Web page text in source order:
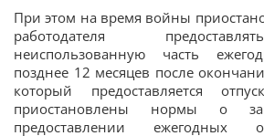
При этом на время войны
работодателя
неиспользованную часть
позднее 12 месяцев после
который предоставляется
приостановлены нормы о
предоставлении ежегодных